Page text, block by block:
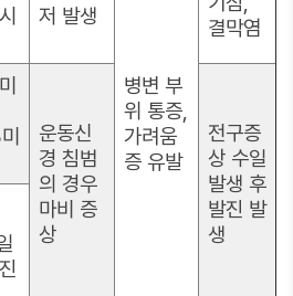
저 발생
병변 부
위 통증,
가려움
증 유발
결막염
운동신
경 침범
의 경우
마비 증
상
전구증
상 수일
발생 후
발진 발
생